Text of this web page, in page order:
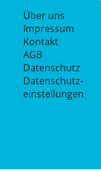
Über uns
Impressum
Kontakt
AGB
Datenschutz
Datenschutz­
einstellungen